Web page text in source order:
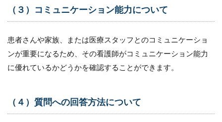
（３）コミュニケーション能力について
患者さんや家族、または医療スタッフとのコミュニケーショ
ンが重要になるため、その看護師がコミュニケーション能力
に優れているかどうかを確認することができます。
（４）質問への回答方法について